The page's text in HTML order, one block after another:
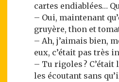
cartes endiablées…
– Oui, maintenant
gruyère, thon et
– Ah, j’aimais bien,
eux, c’était pas très
– Tu rigoles ?
les écoutant sans